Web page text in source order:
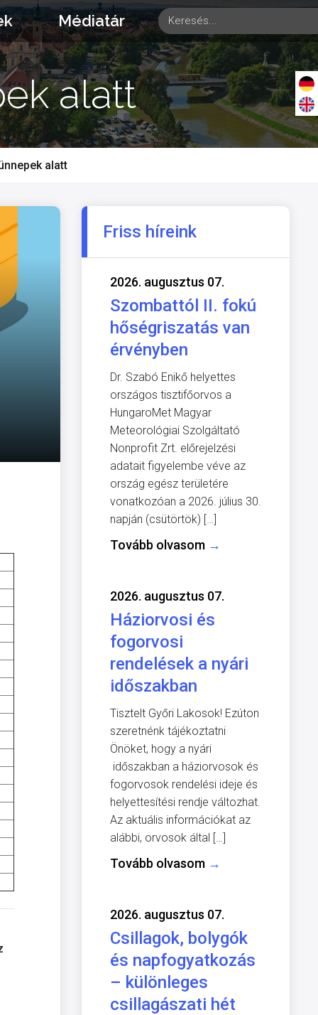
Médiatár
alatt
alatt
Friss híreink
2026. augusztus 07.
Szombattól II. fokú
hőségriszatás van
érvényben
Dr. Szabó Enikő helyettes
országos tisztifőorvos a
HungaroMet Magyar
Meteorológiai Szolgáltató
Nonprofit Zrt. előrejelzési
adatait figyelembe véve az
ország egész területére
vonatkozóan a 2026. július 30.
napján (csütörtök) […]
Tovább olvasom →
2026. augusztus 07.
Háziorvosi és
fogorvosi
rendelések a nyári
időszakban
Tisztelt Győri Lakosok! Ezúton
szeretnénk tájékoztatni
Önöket, hogy a nyári
időszakban a háziorvosok és
fogorvosok rendelési ideje és
helyettesítési rendje változhat.
Az aktuális információkat az
alábbi, orvosok által […]
Tovább olvasom →
2026. augusztus 07.
Csillagok, bolygók
és napfogyatkozás
– különleges
csillagászati hét